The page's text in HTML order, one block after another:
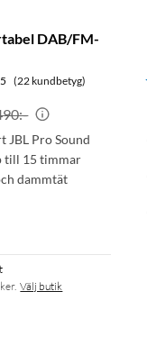
DAB/FM-
(22 kundbetyg)
JBL Pro Sound
till 15 timmar
dammtät
Välj butik